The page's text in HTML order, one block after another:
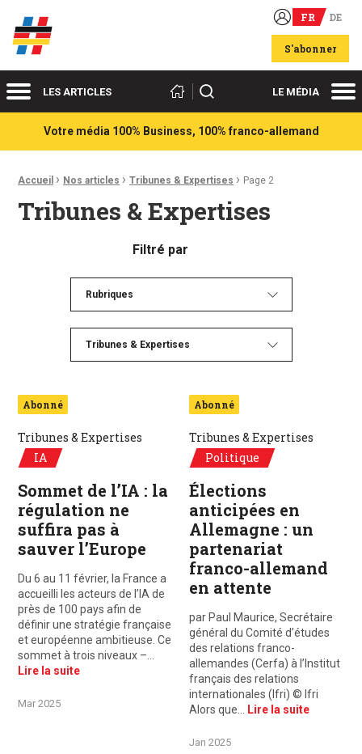
Acteurs du franco-allemand FR DE
S'abonner
MenuLES ARTICLES Rechercher LE MÉDIA
Votre média 100% Business, 100% franco-allemand
Fil d'Ariane :
Accueil › Nos articles › Tribunes & Expertises › Page 2
Tribunes & Expertises
Filtré par
Rubriques
Tribunes & Expertises
Abonné
Tribunes & Expertises
IA
Sommet de l’IA : la
régulation ne
suffira pas à
sauver l’Europe
Du 6 au 11 février, la France a
accueilli les acteurs de l’IA de
près de 100 pays afin de
définir une stratégie française
et européenne ambitieuse. Ce
sommet à trois niveaux –…
Lire la suite
Mar 2025
Abonné
Tribunes & Expertises
Politique
Élections
anticipées en
Allemagne : un
partenariat
franco-allemand
en attente
par Paul Maurice, Secrétaire
général du Comité d’études
des relations franco-
allemandes (Cerfa) à l’Institut
français des relations
internationales (Ifri) © Ifri
Alors que…
Lire la suite
Jan 2025